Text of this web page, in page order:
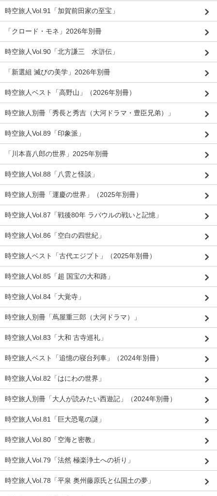
時空旅人Vol.91「加賀前田家の至宝」
「クロード・モネ」2026年別冊
時空旅人Vol.90「北方謙三 水滸伝」
「新選組 滅びの美学」2026年別冊
時空旅人ベスト「高野山」（2026年別冊）
時空旅人別冊「秀長と秀吉（大河ドラマ・豊臣兄弟）」
時空旅人Vol.89「印象派」
「川本喜八郎の世界」2025年別冊
時空旅人Vol.88「八雲と怪談」
時空旅人別冊「運慶の世界」（2025年別冊）
時空旅人Vol.87「戦後80年 ラバウルの戦いと記憶」
時空旅人Vol.86「空白の四世紀」
時空旅人ベスト「古代エジプト」（2025年別冊）
時空旅人Vol.85「超 国宝の大和路」
時空旅人Vol.84「大覚寺」
時空旅人別冊「蔦屋重三郎（大河ドラマ）」
時空旅人Vol.83「大和 古寺巡礼」
時空旅人ベスト「追憶の寝台列車」（2024年別冊）
時空旅人Vol.82「はにわの世界」
時空旅人別冊「大人が読みたい西遊記」（2024年別冊）
時空旅人Vol.81「巨大恐竜の謎」
時空旅人Vol.80「空海と密教」
時空旅人Vol.79「法然 極楽浄土への祈り」
時空旅人Vol.78「平泉 奥州藤原氏と仏国土の夢」